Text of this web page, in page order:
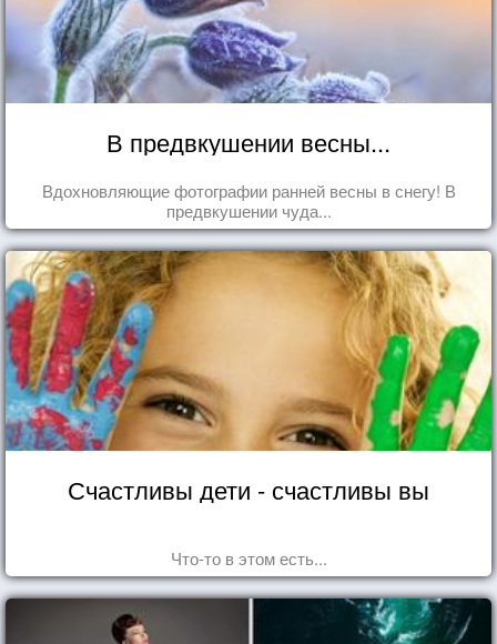
В предвкушении весны...
Вдохновляющие фотографии ранней весны в снегу! В
предвкушении чуда...
Счастливы дети - счастливы вы
Что-то в этом есть...